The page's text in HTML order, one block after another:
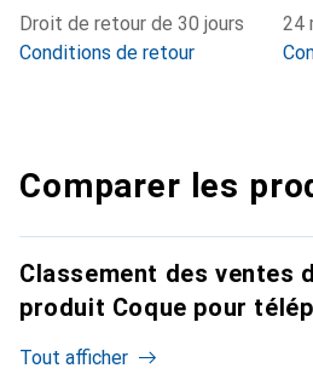
Droit de retour de 30 jours
Conditions de retour
24
Comparer les
Classement des ventes
produit Coque pour
Tout afficher